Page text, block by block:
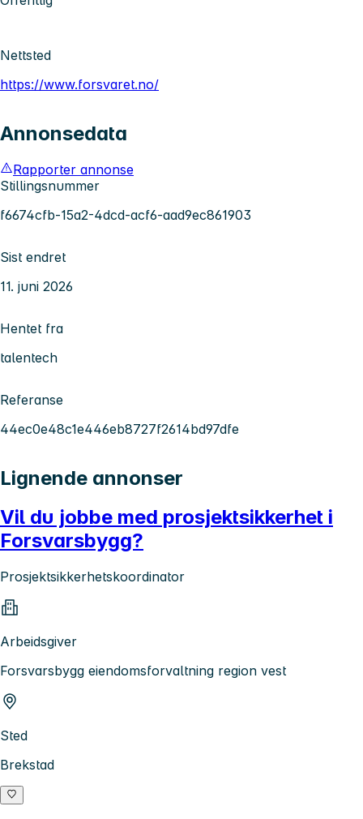
Nettsted
https://www.forsvaret.no/
Annonsedata
Rapporter annonse
Stillingsnummer
f6674cfb-15a2-4dcd-acf6-aad9ec861903
Sist endret
11. juni 2026
Hentet fra
talentech
Referanse
44ec0e48c1e446eb8727f2614bd97dfe
Lignende annonser
Vil du jobbe med prosjektsikkerhet i
Forsvarsbygg?
Prosjektsikkerhetskoordinator
Arbeidsgiver
Forsvarsbygg eiendomsforvaltning region vest
Sted
Brekstad